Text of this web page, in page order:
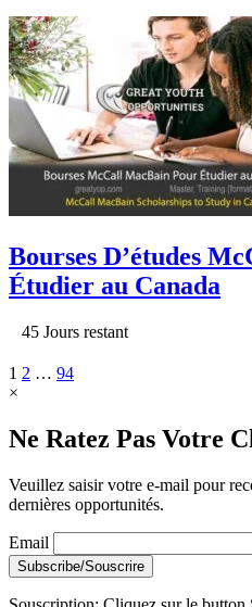
Bourses D’études
Étudier au Canada
45 Jours restant
1 2 … 94
×
Ne Ratez Pas Votre
Veuillez saisir votre e-mail pour
dernières opportunités.
Email